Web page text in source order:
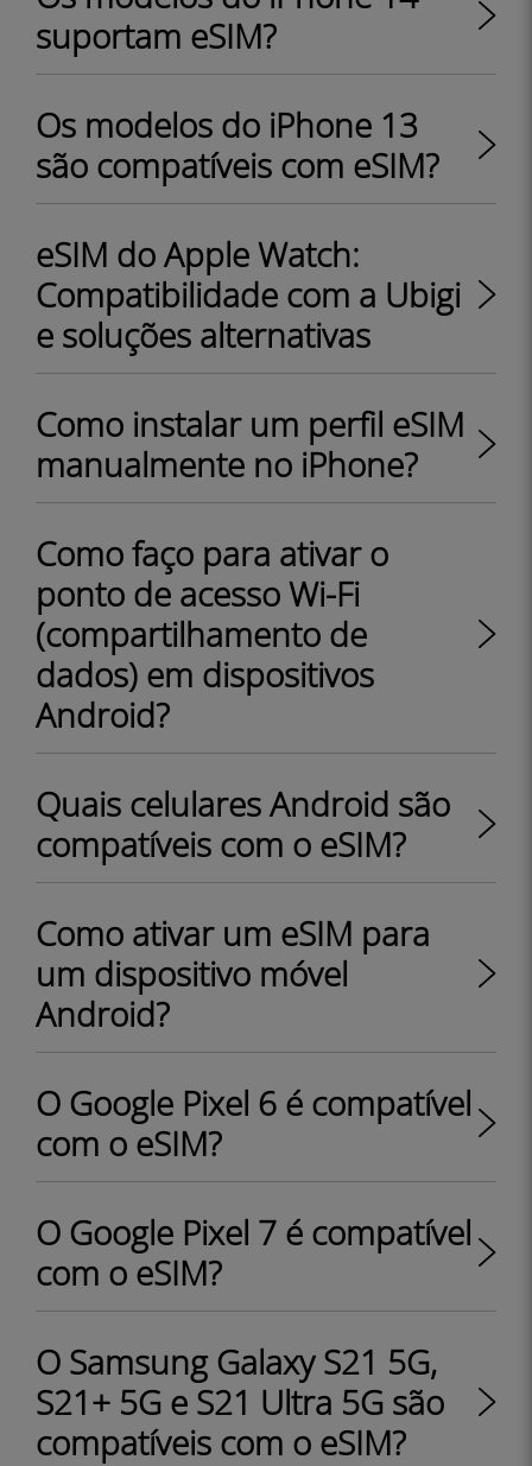
suportam eSIM?
Os modelos do iPhone 13
são compatíveis com eSIM?
eSIM do Apple Watch:
Compatibilidade com a Ubigi
e soluções alternativas
Como instalar um perfil eSIM
manualmente no iPhone?
Como faço para ativar o
ponto de acesso Wi-Fi
(compartilhamento de
dados) em dispositivos
Android?
Quais celulares Android são
compatíveis com o eSIM?
Como ativar um eSIM para
um dispositivo móvel
Android?
O Google Pixel 6 é compatível
com o eSIM?
O Google Pixel 7 é compatível
com o eSIM?
O Samsung Galaxy S21 5G,
S21+ 5G e S21 Ultra 5G são
compatíveis com o eSIM?